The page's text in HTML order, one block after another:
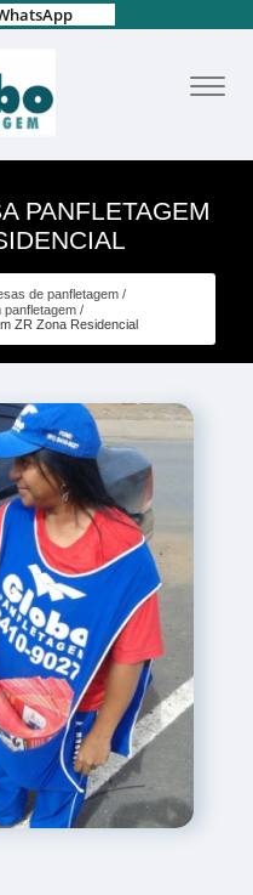
PANFLETAGEM
de panfletagem
panfletagem
ZR Zona Residencial